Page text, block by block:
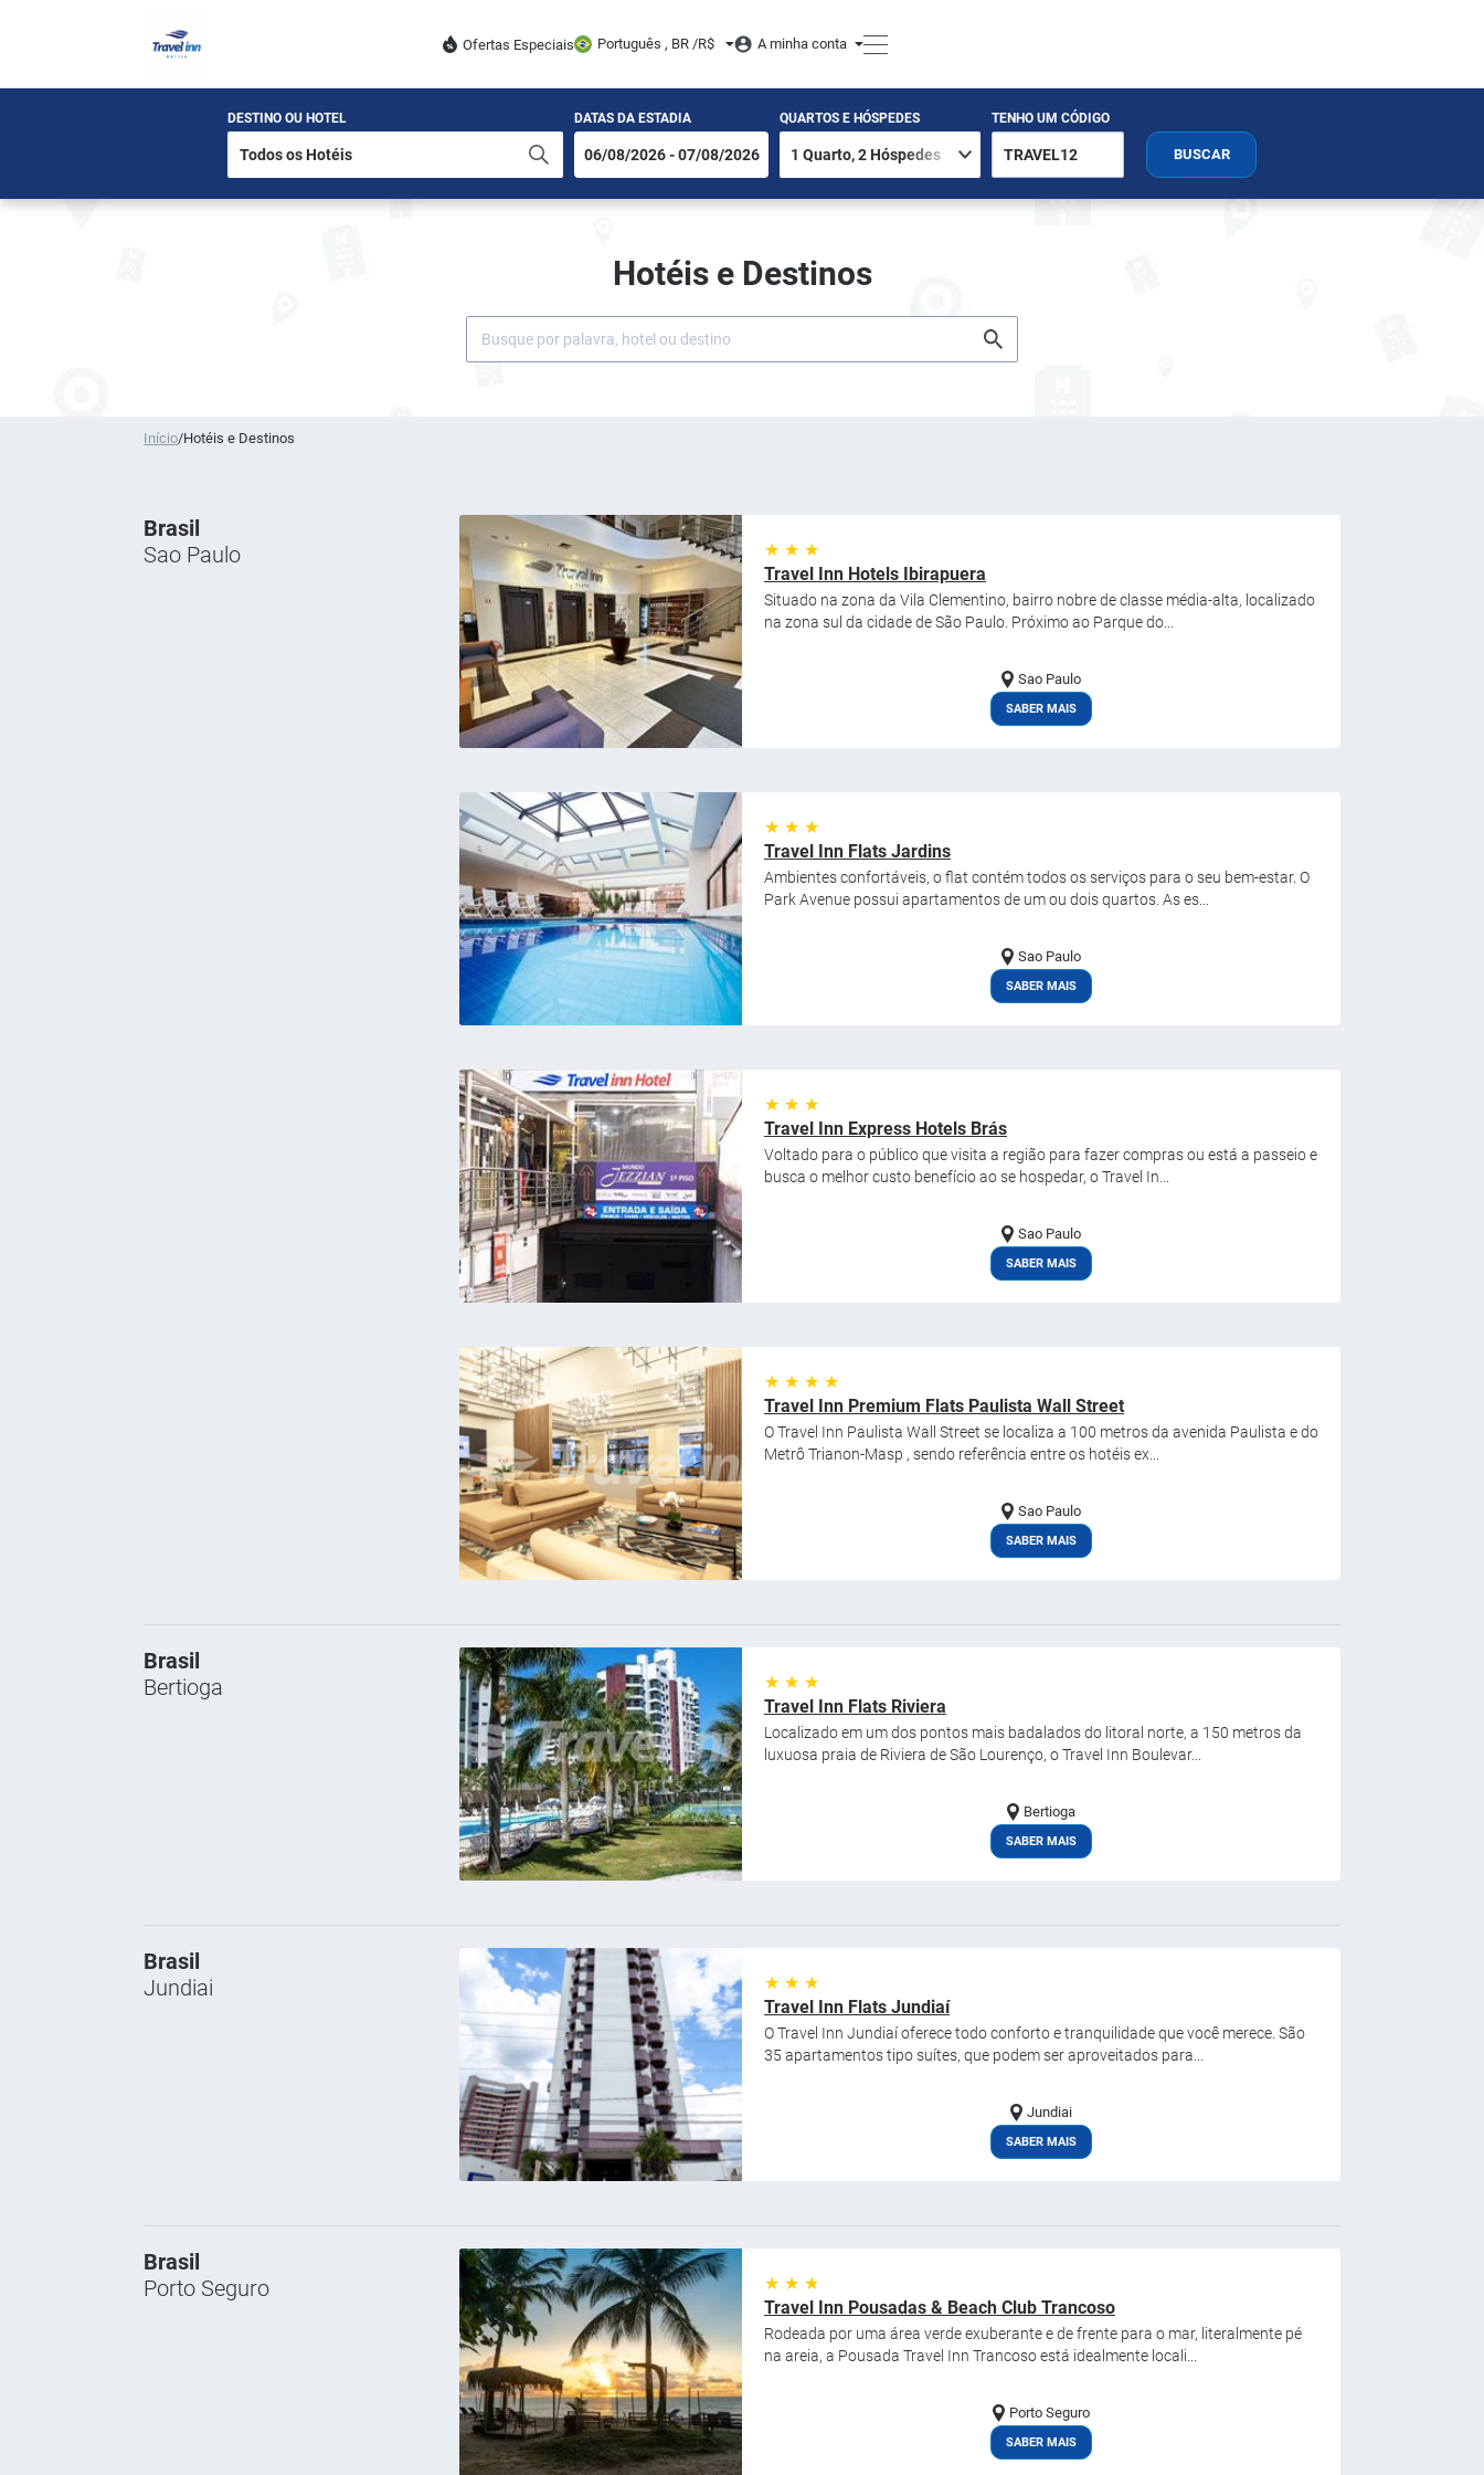
Ofertas Especiais Português , BR /R$ A minha conta
DESTINO OU HOTEL DATAS DA ESTADIA QUARTOS E HÓSPEDES TENHO UM CÓDIGO
BUSCAR
Hotéis e Destinos
Início/Hotéis e Destinos
Brasil
Sao Paulo
★ ★ ★
Travel Inn Hotels Ibirapuera
Situado na zona da Vila Clementino, bairro nobre de classe média-alta, localizado
na zona sul da cidade de São Paulo. Próximo ao Parque do...
Sao Paulo
SABER MAIS
★ ★ ★
Travel Inn Flats Jardins
Ambientes confortáveis, o flat contém todos os serviços para o seu bem-estar. O
Park Avenue possui apartamentos de um ou dois quartos. As es...
Sao Paulo
SABER MAIS
★ ★ ★
Travel Inn Express Hotels Brás
Voltado para o público que visita a região para fazer compras ou está a passeio e
busca o melhor custo benefício ao se hospedar, o Travel In...
Sao Paulo
SABER MAIS
★ ★ ★ ★
Travel Inn Premium Flats Paulista Wall Street
O Travel Inn Paulista Wall Street se localiza a 100 metros da avenida Paulista e do
Metrô Trianon-Masp , sendo referência entre os hotéis ex...
Sao Paulo
SABER MAIS
Brasil
Bertioga
★ ★ ★
Travel Inn Flats Riviera
Localizado em um dos pontos mais badalados do litoral norte, a 150 metros da
luxuosa praia de Riviera de São Lourenço, o Travel Inn Boulevar...
Bertioga
SABER MAIS
Brasil
Jundiai
★ ★ ★
Travel Inn Flats Jundiaí
O Travel Inn Jundiaí oferece todo conforto e tranquilidade que você merece. São
35 apartamentos tipo suítes, que podem ser aproveitados para...
Jundiai
SABER MAIS
Brasil
Porto Seguro
★ ★ ★
Travel Inn Pousadas & Beach Club Trancoso
Rodeada por uma área verde exuberante e de frente para o mar, literalmente pé
na areia, a Pousada Travel Inn Trancoso está idealmente locali...
Porto Seguro
SABER MAIS